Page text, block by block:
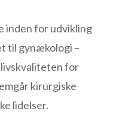
inden for udvikling
til gynækologi –
livskvaliteten for
kirurgiske
lidelser.